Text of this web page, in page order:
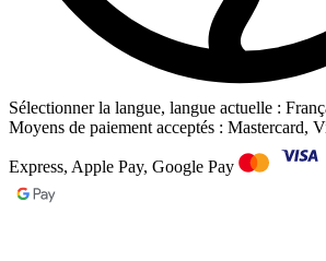
Sélectionner la langue, langue actuelle :
Moyens de paiement acceptés : Mastercard,
Express, Apple Pay, Google Pay